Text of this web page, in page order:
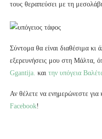
τους θεραπεύσει με τη
Σύντομα θα είναι διαθέσιμα κι
εξερευνήσεις μου στη Μάλτα,
Ggantija. και την υπόγεια
Αν θέλετε να ενημερώνεστε για
Facebook!